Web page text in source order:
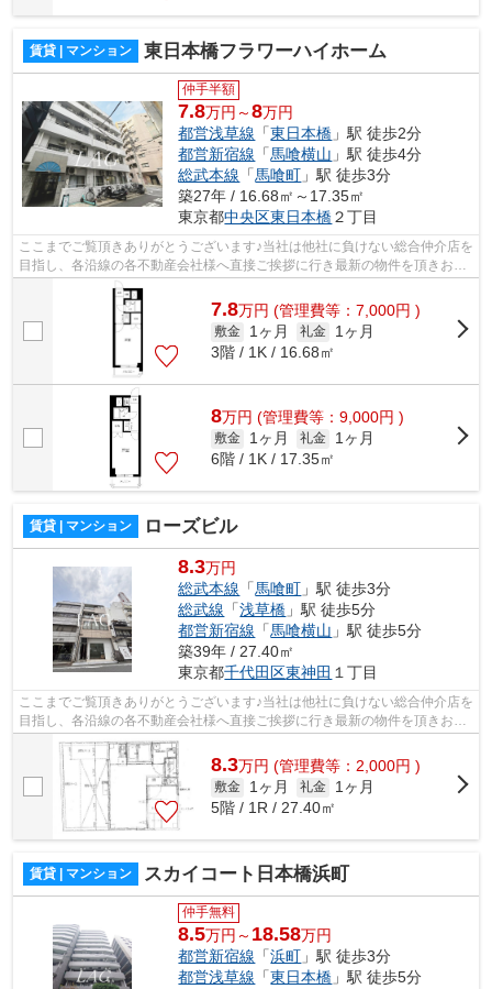
賃貸 | マンション 東日本橋フラワーハイホーム
仲手半額
7.8万円～8万円
都営浅草線 「東日本橋 」駅 徒歩2分
都営新宿線 「馬喰横山 」駅 徒歩4分
総武本線 「馬喰町 」駅 徒歩3分
築27年 / 16.68㎡～17.35㎡
東京都中央区東日本橋２丁目
ここまでご覧頂きありがとうございます♪当社は他社に負けない総合仲介店を
目指し、各沿線の各不動産会社様へ直接ご挨拶に行き最新の物件を頂きお客
様へ提供しております！最新の情報は...
7.8万円 (管理費等：7,000円 )
敷金 1ヶ月 礼金
1ヶ月
3階 / 1K / 16.68㎡
8万円 (管理費等：9,000円 )
敷金 1ヶ月 礼金
1ヶ月
6階 / 1K / 17.35㎡
賃貸 | マンション ローズビル
8.3万円
総武本線 「馬喰町 」駅 徒歩3分
総武線 「浅草橋 」駅 徒歩5分
都営新宿線 「馬喰横山 」駅 徒歩5分
築39年 / 27.40㎡
東京都千代田区東神田 １丁目
ここまでご覧頂きありがとうございます♪当社は他社に負けない総合仲介店を
目指し、各沿線の各不動産会社様へ直接ご挨拶に行き最新の物件を頂きお客
様へ提供しております！最新の情報は...
8.3万円 (管理費等：2,000円 )
敷金 1ヶ月 礼金
1ヶ月
5階 / 1R / 27.40㎡
賃貸 | マンション スカイコート日本橋浜町
仲手無料
8.5万円～ 18.58万円
都営新宿線 「浜町 」駅 徒歩3分
都営浅草線 「東日本橋 」駅 徒歩5分